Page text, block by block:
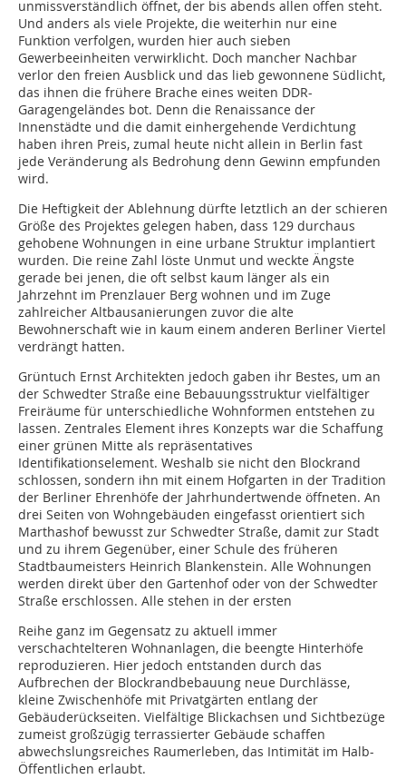
unmissverständlich öffnet, der bis abends allen offen steht.
Und anders als viele Projekte, die weiterhin nur eine
Funktion verfolgen, wurden hier auch sieben
Gewerbeeinheiten verwirklicht. Doch mancher Nachbar
verlor den freien Ausblick und das lieb gewonnene Südlicht,
das ihnen die frühere Brache eines weiten DDR-
Garagengeländes bot. Denn die Renaissance der
Innenstädte und die damit einhergehende Verdichtung
haben ihren Preis, zumal heute nicht allein in Berlin fast
jede Veränderung als Bedrohung denn Gewinn empfunden
wird.
Die Heftigkeit der Ablehnung dürfte letztlich an der schieren
Größe des Projektes gelegen haben, dass 129 durchaus
gehobene Wohnungen in eine urbane Struktur implantiert
wurden. Die reine Zahl löste Unmut und weckte Ängste
gerade bei jenen, die oft selbst kaum länger als ein
Jahrzehnt im Prenzlauer Berg wohnen und im Zuge
zahlreicher Altbausanierungen zuvor die alte
Bewohnerschaft wie in kaum einem anderen Berliner Viertel
verdrängt hatten.
Grüntuch Ernst Architekten jedoch gaben ihr Bestes, um an
der Schwedter Straße eine Bebauungsstruktur vielfältiger
Freiräume für unterschiedliche Wohnformen entstehen zu
lassen. Zentrales Element ihres Konzepts war die Schaffung
einer grünen Mitte als repräsentatives
Identifikationselement. Weshalb sie nicht den Blockrand
schlossen, sondern ihn mit einem Hofgarten in der Tradition
der Berliner Ehrenhöfe der Jahrhundertwende öffneten. An
drei Seiten von Wohngebäuden eingefasst orientiert sich
Marthashof bewusst zur Schwedter Straße, damit zur Stadt
und zu ihrem Gegenüber, einer Schule des früheren
Stadtbaumeisters Heinrich Blankenstein. Alle Wohnungen
werden direkt über den Gartenhof oder von der Schwedter
Straße erschlossen. Alle stehen in der ersten
Reihe ganz im Gegensatz zu aktuell immer
verschachtelteren Wohnanlagen, die beengte Hinterhöfe
reproduzieren. Hier jedoch entstanden durch das
Aufbrechen der Blockrandbebauung neue Durchlässe,
kleine Zwischenhöfe mit Privatgärten entlang der
Gebäuderückseiten. Vielfältige Blickachsen und Sichtbezüge
zumeist großzügig terrassierter Gebäude schaffen
abwechslungsreiches Raumerleben, das Intimität im Halb-
Öffentlichen erlaubt.